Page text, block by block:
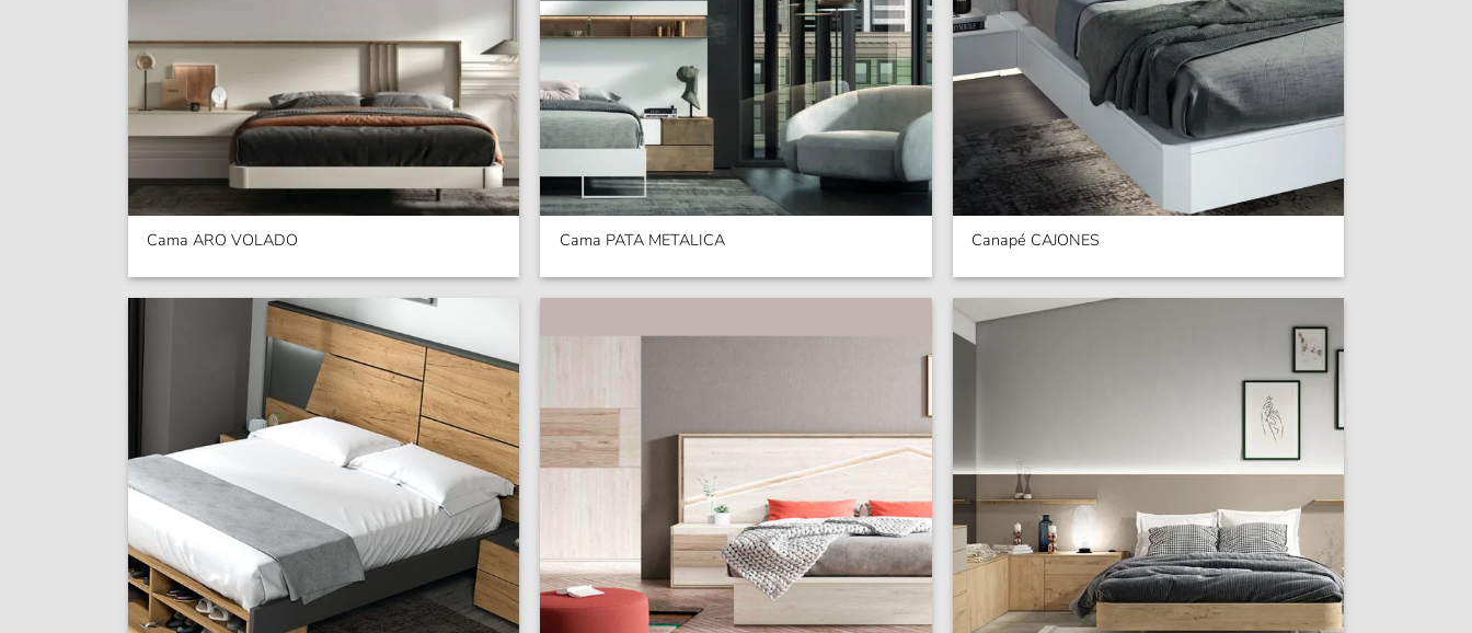
Cama ARO VOLADO Cama PATA METALICA Canapé CAJONES